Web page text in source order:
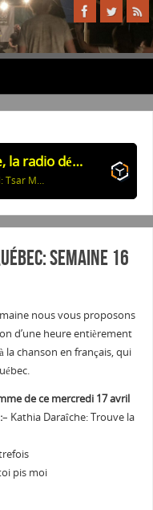
Equinoxe, la radio découverte
Cruz Control: Tsar Moktary
semaine 16
nous vous proposons
d’une heure entièrement
la chanson en français, qui
de ce mercredi 17 avril
– Kathia Daraîche: Trouve la
pis moi